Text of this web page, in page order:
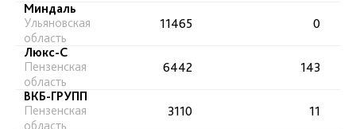
Миндаль
Ульяновская
область
11465
0
Люкс-С
Пензенская
область
6442
143
ВКБ-ГРУПП
Пензенская
область
3110
11